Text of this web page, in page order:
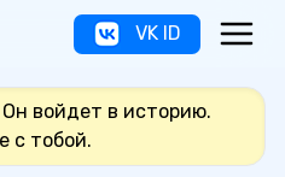
VK ID
войдет в историю.
с тобой.